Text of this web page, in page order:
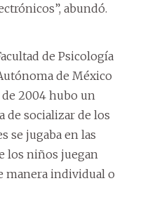
abundó.
de Psicología
de México
2004 hubo un
de socializar de los
se jugaba en las
los niños juegan
manera individual o